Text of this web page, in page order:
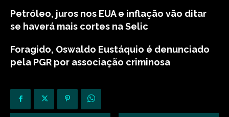
Petróleo, juros nos EUA e inflação vão ditar
se haverá mais cortes na Selic
Foragido, Oswaldo Eustáquio é denunciado
pela PGR por associação criminosa